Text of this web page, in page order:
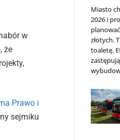
w
że
Prawo i
sejmiku
Miasto
2026 i
złotych.
toaletę.